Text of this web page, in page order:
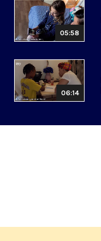
05:58
06:14